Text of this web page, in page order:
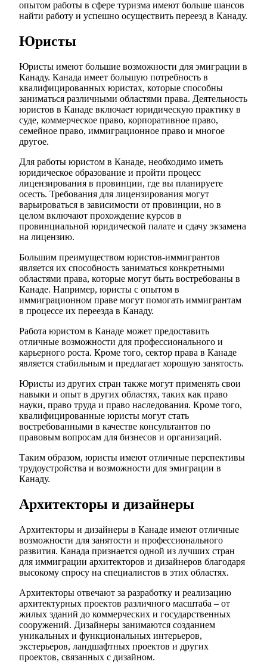
опытом работы в сфере туризма имеют больше шансов
найти работу и успешно осуществить переезд в Канаду.
Юристы
Юристы имеют большие возможности для эмиграции в
Канаду. Канада имеет большую потребность в
квалифицированных юристах, которые способны
заниматься различными областями права. Деятельность
юристов в Канаде включает юридическую практику в
суде, коммерческое право, корпоративное право,
семейное право, иммиграционное право и многое
другое.
Для работы юристом в Канаде, необходимо иметь
юридическое образование и пройти процесс
лицензирования в провинции, где вы планируете
осесть. Требования для лицензирования могут
варьироваться в зависимости от провинции, но в
целом включают прохождение курсов в
провинциальной юридической палате и сдачу экзамена
на лицензию.
Большим преимуществом юристов-иммигрантов
является их способность заниматься конкретными
областями права, которые могут быть востребованы в
Канаде. Например, юристы с опытом в
иммиграционном праве могут помогать иммигрантам
в процессе их переезда в Канаду.
Работа юристом в Канаде может предоставить
отличные возможности для профессионального и
карьерного роста. Кроме того, сектор права в Канаде
является стабильным и предлагает хорошую занятость.
Юристы из других стран также могут применять свои
навыки и опыт в других областях, таких как право
науки, право труда и право наследования. Кроме того,
квалифицированные юристы могут стать
востребованными в качестве консультантов по
правовым вопросам для бизнесов и организаций.
Таким образом, юристы имеют отличные перспективы
трудоустройства и возможности для эмиграции в
Канаду.
Архитекторы и дизайнеры
Архитекторы и дизайнеры в Канаде имеют отличные
возможности для занятости и профессионального
развития. Канада признается одной из лучших стран
для иммиграции архитекторов и дизайнеров благодаря
высокому спросу на специалистов в этих областях.
Архитекторы отвечают за разработку и реализацию
архитектурных проектов различного масштаба – от
жилых зданий до коммерческих и государственных
сооружений. Дизайнеры занимаются созданием
уникальных и функциональных интерьеров,
экстерьеров, ландшафтных проектов и других
проектов, связанных с дизайном.